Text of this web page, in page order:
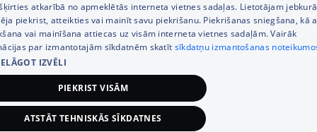
© SIA Tet 2026 -
ENGLISH
atkarībā no apmeklētās interneta vietnes sadaļas. Lietotājam
piekrist, atteikties vai mainīt savu piekrišanu. Piekrišanas sniegšana, kā
vai mainīšana attiecas uz visām interneta vietnes sadaļām. Vairāk
par izmantotajām sīkdatnēm skatīt sīkdatņu izmantošanas
IZVĒLI
PIEKRIST VISĀM
ATSTĀT TEHNISKĀS SĪKDATNES